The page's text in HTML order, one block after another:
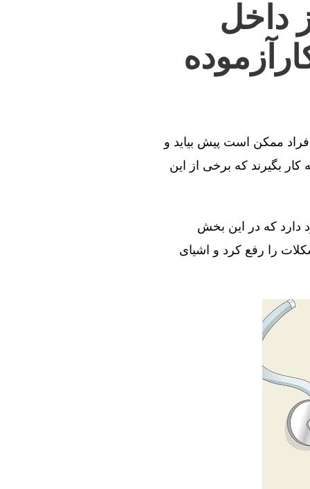
داخل
ممکن است پیش بیاید و
بگیرند که برخی از این
دارد که در این بخش
را رفع کرد و اشیای